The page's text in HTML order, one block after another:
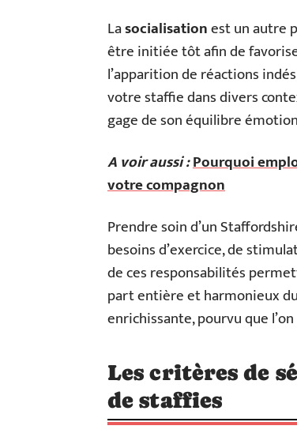
Lasocialisationest un autre
être initiée tôt afin de
l’apparition de réactions
votre staffie dans divers
gage de son équilibre
A voir aussi :Pourquoi
votre compagnon
Prendre soin d’un
besoins d’exercice, de
de ces responsabilités
part entière et harmonieux
enrichissante, pourvu que
Les critères de
de staffies